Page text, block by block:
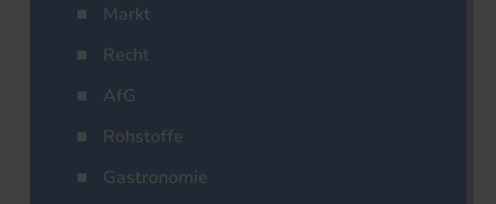
Markt
Recht
AfG
Rohstoffe
Gastronomie